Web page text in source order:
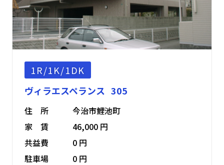
1R/1K/1DK
ヴィラエスペランス 305
住 所
今治市鯉池町
家 賃
46,000 円
共益費
0 円
駐車場
0 円